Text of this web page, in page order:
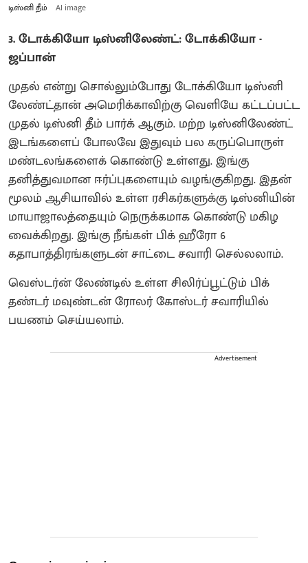
டிஸ்னி தீம் AI image
3. டோக்கியோ டிஸ்னிலேண்ட்: டோக்கியோ -
ஜப்பான்
முதல் என்று சொல்லும்போது டோக்கியோ டிஸ்னி
லேண்ட்தான் அமெரிக்காவிற்கு வெளியே கட்டப்பட்ட
முதல் டிஸ்னி தீம் பார்க் ஆகும். மற்ற டிஸ்னிலேண்ட்
இடங்களைப் போலவே இதுவும் பல கருப்பொருள்
மண்டலங்களைக் கொண்டு உள்ளது. இங்கு
தனித்துவமான ஈர்ப்புகளையும் வழங்குகிறது. இதன்
மூலம் ஆசியாவில் உள்ள ரசிகர்களுக்கு டிஸ்னியின்
மாயாஜாலத்தையும் நெருக்கமாக கொண்டு மகிழ
வைக்கிறது. இங்கு நீங்கள் பிக் ஹீரோ 6
கதாபாத்திரங்களுடன் சாட்டை சவாரி செல்லலாம்.
வெஸ்டர்ன் லேண்டில் உள்ள சிலிர்ப்பூட்டும் பிக்
தண்டர் மவுண்டன் ரோலர் கோஸ்டர் சவாரியில்
பயணம் செய்யலாம்.
Advertisement